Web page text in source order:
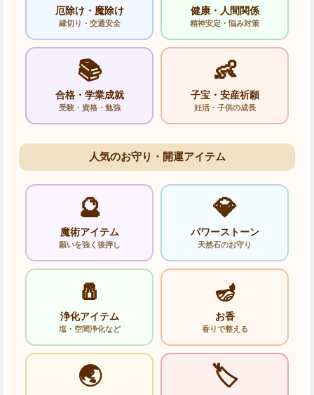
厄除け・魔除け
縁切り・交通安全
健康・人間関係
精神安定・悩み対策
📚
合格・学業成就
受験・資格・勉強
👶
子宝・安産祈願
妊活・子供の成長
人気のお守り・開運アイテム
🔮
魔術アイテム
願いを強く後押し
💎
パワーストーン
天然石のお守り
🧂
浄化アイテム
塩・空間浄化など
🪔
お香
香りで整える
🌏 🏷️